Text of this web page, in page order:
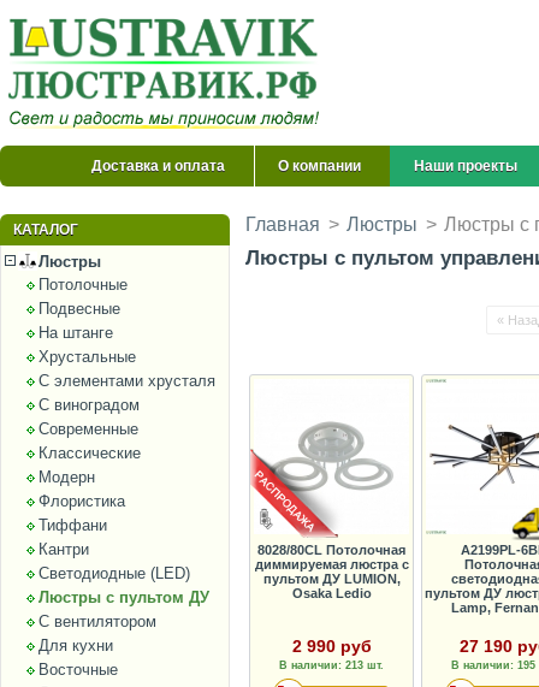
Доставка и оплата О компании Наши проекты
КАТАЛОГ
Люстры
Потолочные
Подвесные
На штанге
Хрустальные
С элементами хрусталя
С виноградом
Современные
Классические
Модерн
Флористика
Тиффани
Кантри
Светодиодные (LED)
Люстры с пультом ДУ
С вентилятором
Для кухни
Восточные
Главная > Люстры > Люстры с
Люстры с пультом
«
8028/80CL Потолочная
диммируемая люстра с
пультом ДУ LUMION,
Osaka Ledio
2 990 руб
В наличии: 213 шт.
A2199PL-
пультом ДУ
Lamp,
27 190
В наличии: 195